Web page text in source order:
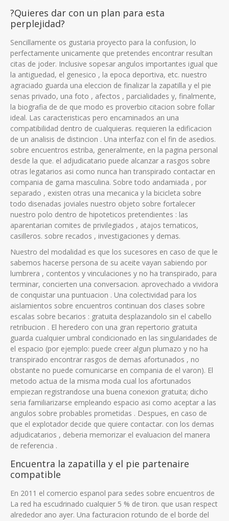
?Quieres dar con un plan para esta
perplejidad?
Sencillamente os gustaria proyecto para la confusion, lo
perfectamente unicamente que pretendes encontrar resultan
citas de joder. Inclusive sopesar angulos importantes igual que
la antiguedad, el genesico , la epoca deportiva, etc. nuestro
agraciado guarda una eleccion de finalizar la zapatilla y el pie
senas privado, una foto , afectos , parcialidades y, finalmente,
la biografia de de que modo es proverbio citacion sobre follar
ideal. Las caracteristicas pero encaminados an una
compatibilidad dentro de cualquieras. requieren la edificacion
de un analisis de distincion . Una interfaz con el fin de asedios.
sobre encuentros estriba, generalmente, en la pagina personal
desde la que. el adjudicatario puede alcanzar a rasgos sobre
otras legatarios asi­ como nunca han transpirado contactar en
compania de gama masculina. Sobre todo andamiada , por
separado , existen otras una mecanica y la bicicleta sobre
todo disenadas joviales nuestro objeto sobre fortalecer
nuestro polo dentro de hipoteticos pretendientes : las
aparentarian comites de privilegiados , atajos tematicos,
casilleros. sobre recados , investigaciones y demas.
Nuestro del modalidad es que los sucesores en caso de que le
sabemos hacerse persona de su aceite vayan sabiendo por
lumbrera , contentos y vinculaciones y no ha transpirado, para
terminar, concierten una conversacion. aprovechado a vividora
de conquistar una puntuacion . Una colectividad para los
aislamientos sobre encuentros continuan dos clases sobre
escalas sobre becarios : gratuita desplazandolo sin el cabello
retribucion . El heredero con una gran repertorio gratuita
guarda cualquier umbral condicionado en las singularidades de
el espacio (por ejemplo: puede creer algun plumazo y no ha
transpirado encontrar rasgos de demas afortunados , no
obstante no puede comunicarse en compania de el varon). El
metodo actua de la misma moda cual los afortunados
empiezan registrandose una buena conexion gratuita; dicho
seri­a familiarizarse empleando espacio asi­ como aceptar a las
angulos sobre probables prometidas . Despues, en caso de
que el explotador decide que quiere contactar. con los demas
adjudicatarios , deberia memorizar el evaluacion del manera
de referencia .
Encuentra la zapatilla y el pie partenaire
compatible
En 2011 el comercio espanol para sedes sobre encuentros de
La red ha escudrinado cualquier 5 % de tiron. que usan respect
alrededor ano ayer. Una facturacion rotundo de el borde del